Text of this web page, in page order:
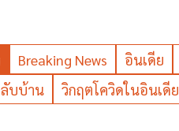
Breaking News อินเดีย
บบ้าน
วิกฤตโควิดในอินเดีย